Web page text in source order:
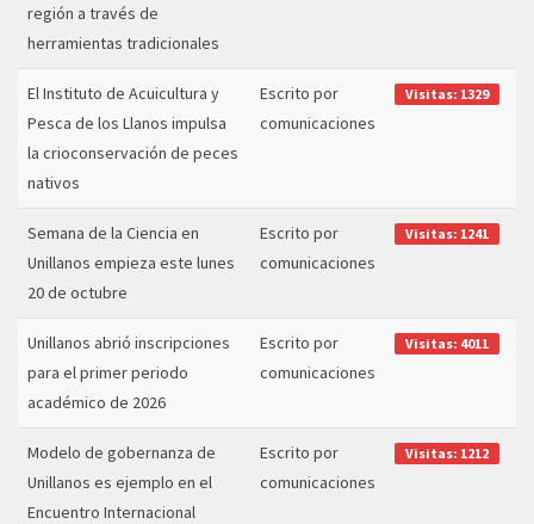
región a través de
herramientas tradicionales
El Instituto de Acuicultura y
Pesca de los Llanos impulsa
la crioconservación de peces
nativos
Escrito por
comunicaciones
Visitas: 1329
Semana de la Ciencia en
Unillanos empieza este lunes
20 de octubre
Escrito por
comunicaciones
Visitas: 1241
Unillanos abrió inscripciones
para el primer periodo
académico de 2026
Escrito por
comunicaciones
Visitas: 4011
Modelo de gobernanza de
Unillanos es ejemplo en el
Encuentro Internacional
Escrito por
comunicaciones
Visitas: 1212